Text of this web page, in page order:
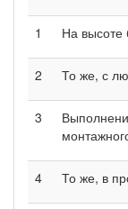
1 На высоте
2 То же, с
3
4 То же, в